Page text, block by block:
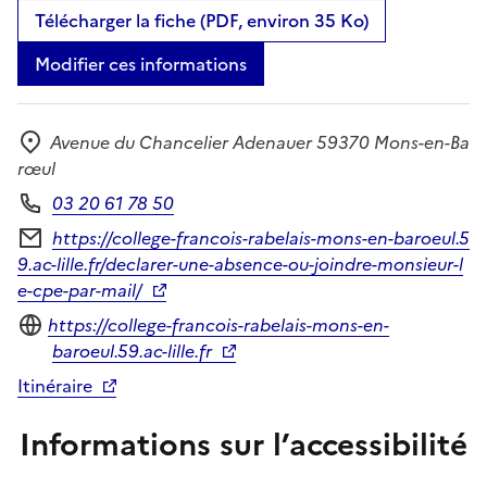
Télécharger la fiche (PDF, environ 35 Ko)
Modifier ces informations
Adresse
Avenue du Chancelier Adenauer 59370 Mons-en-Ba
rœul
Téléphone
03 20 61 78 50
Formulaire de contact
https://college-francois-rabelais-mons-en-baroeul.5
9.ac-lille.fr/declarer-une-absence-ou-joindre-monsieur-l
e-cpe-par-mail/
Site internet
https://college-francois-rabelais-mons-en-
baroeul.59.ac-lille.fr
Itinéraire
Informations sur l’accessibilité